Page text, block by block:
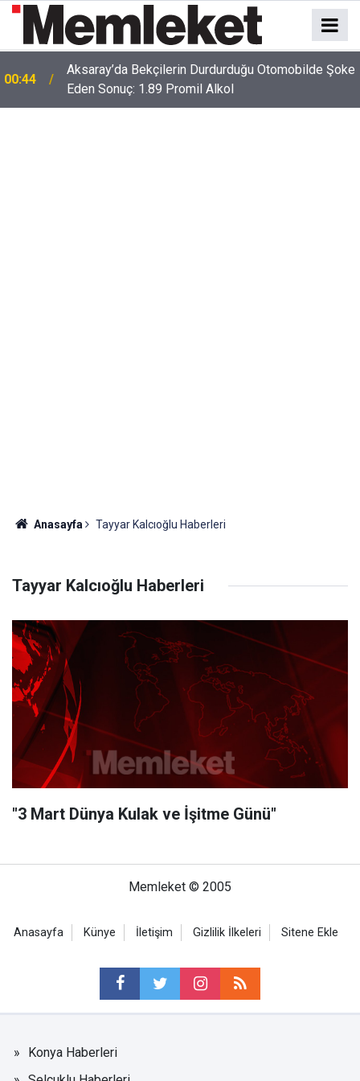
00:44
Aksaray’da Bekçilerin Durdurduğu Otomobilde Şoke
Eden Sonuç: 1.89 Promil Alkol
Anasayfa Tayyar Kalcıoğlu Haberleri
Tayyar Kalcıoğlu Haberleri
"3 Mart Dünya Kulak ve İşitme Günü"
Memleket © 2005
Anasayfa Künye İletişim Gizlilik İlkeleri Sitene Ekle
Konya Haberleri